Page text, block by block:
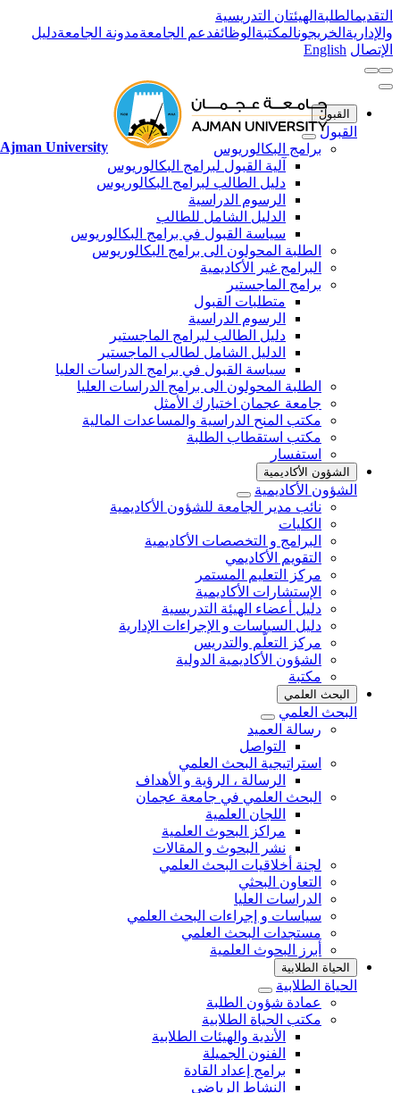
التقديمالطلبة الهيئتان التدريسية
والإدارية الخريجونالمكتبة الوظائفدعم الجامعةمدونة الجامعةدليل
الإتصال English
Ajman University
القبول
القبول
برامج البكالوريوس
آلية القبول لبرامج البكالوريوس
دليل الطالب لبرامج البكالوريوس
الرسوم الدراسية
الدليل الشامل للطالب
سياسة القبول في برامج البكالوريوس
الطلبة المحولون الى برامج البكالوريوس
البرامج غير الأكاديمية
برامج الماجستير
متطلبات القبول
الرسوم الدراسية
دليل الطالب لبرامج الماجستير
الدليل الشامل لطالب الماجستير
سياسة القبول في برامج الدراسات العليا
الطلبة المحولون الى برامج الدراسات العليا
جامعة عجمان اختيارك الأمثل
مكتب المنح الدراسية والمساعدات المالية
مكتب استقطاب الطلبة
استفسار
الشؤون الأكاديمية
الشؤون الأكاديمية
نائب مدير الجامعة للشؤون الأكاديمية
الكليات
البرامج و التخصصات الأكاديمية
التقويم الأكاديمي
مركز التعليم المستمر
الإستشارات الأكاديمية
دليل أعضاء الهيئة التدريسية
دليل السياسات و الإجراءات الإدارية
مركز التعلّم والتدريس
الشؤون الأكاديمية الدولية
مكتبة
البحث العلمي
البحث العلمي
رسالة العميد
التواصل
استراتيجية البحث العلمي
الرسالة ، الرؤية و الأهداف
البحث العلمي في جامعة عجمان
اللجان العلمية
مراكز البحوث العلمية
نشر البحوث و المقالات
لجنة أخلاقيات البحث العلمي
التعاون البحثي
الدراسات العليا
سياسات و إجراءات البحث العلمي
مستجدات البحث العلمي
أبرز البحوث العلمية
الحياة الطلابية
الحياة الطلابية
عمادة شؤون الطلبة
مكتب الحياة الطلابية
الأندية والهيئات الطلابية
الفنون الجميلة
برامج إعداد القادة
النشاط الرياضي